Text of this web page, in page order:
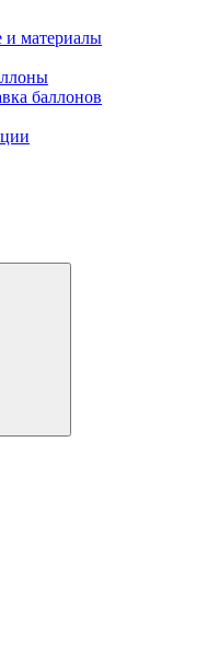
и материалы
баллонов